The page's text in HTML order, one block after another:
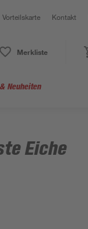
Vorteilskarte Kontakt
Merkliste
Neuheiten
Eiche